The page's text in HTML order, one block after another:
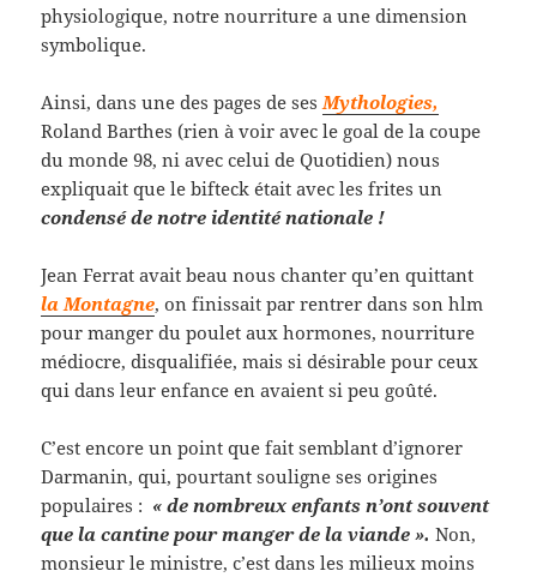
physiologique, notre nourriture a une dimension
symbolique.
Ainsi, dans une des pages de ses Mythologies,
Roland Barthes (rien à voir avec le goal de la coupe
du monde 98, ni avec celui de Quotidien) nous
expliquait que le bifteck était avec les frites un
condensé de notre identité nationale !
Jean Ferrat avait beau nous chanter qu’en quittant
la Montagne, on finissait par rentrer dans son hlm
pour manger du poulet aux hormones, nourriture
médiocre, disqualifiée, mais si désirable pour ceux
qui dans leur enfance en avaient si peu goûté.
C’est encore un point que fait semblant d’ignorer
Darmanin, qui, pourtant souligne ses origines
populaires : « de nombreux enfants n’ont souvent
que la cantine pour manger de la viande ». Non,
monsieur le ministre, c’est dans les milieux moins